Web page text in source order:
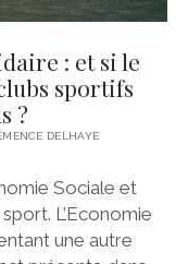
: et si le
sportifs
?
DELHAYE
Sociale et
L’Economie
une autre